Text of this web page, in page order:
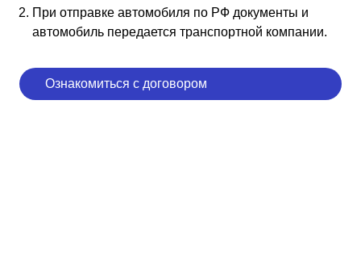
При отправке автомобиля по РФ документы и
автомобиль передается транспортной компании.
Ознакомиться с договором